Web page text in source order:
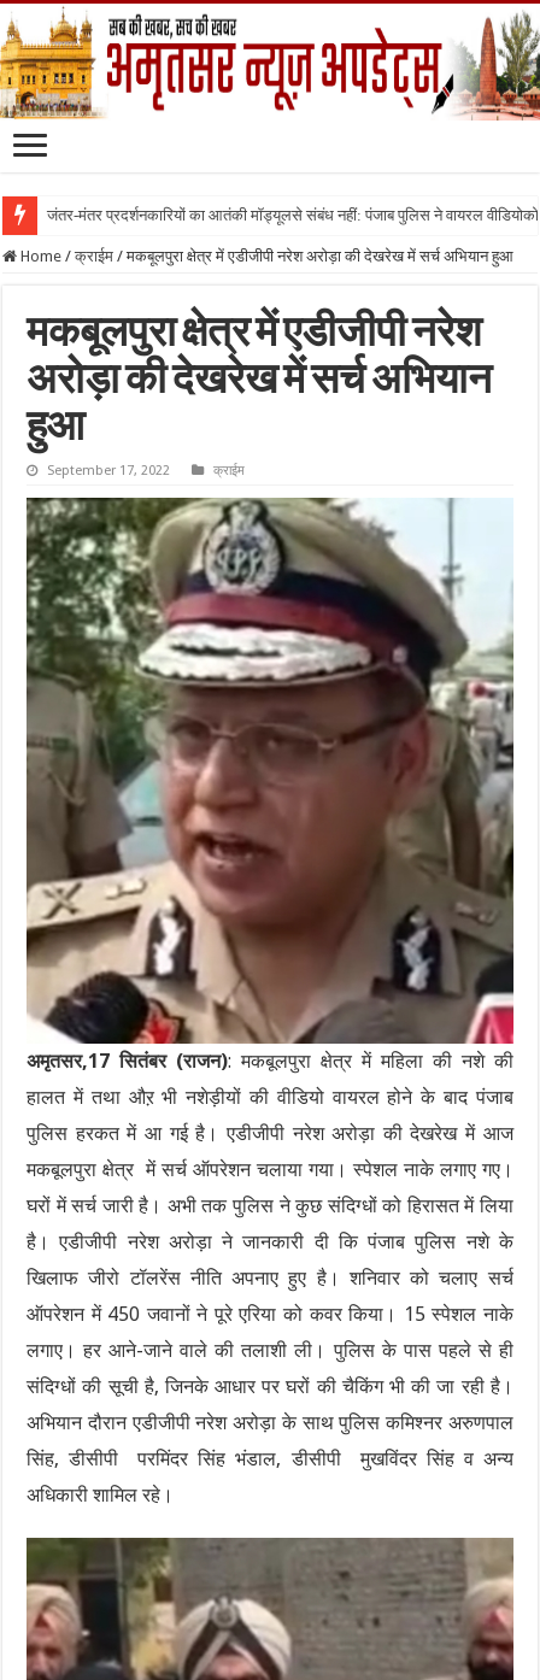
जंतर-मंतर प्रदर्शनकारियों का आतंकी मॉड्यूलसे संबंध नहीं: पंजाब पुलिस ने वायरल वीडियोको
Home / क्राईम / मकबूलपुरा क्षेत्र में एडीजीपी नरेश अरोड़ा की देखरेख में सर्च अभियान हुआ
मकबूलपुरा क्षेत्र में एडीजीपी नरेश
अरोड़ा की देखरेख में सर्च अभियान
हुआ
September 17, 2022 क्राईम
अमृतसर,17 सितंबर (राजन): मकबूलपुरा क्षेत्र में महिला की नशे की
हालत में तथा औऱ भी नशेड़ीयों की वीडियो वायरल होने के बाद पंजाब
पुलिस हरकत में आ गई है। एडीजीपी नरेश अरोड़ा की देखरेख में आज
मकबूलपुरा क्षेत्र में सर्च ऑपरेशन चलाया गया। स्पेशल नाके लगाए गए।
घरों में सर्च जारी है। अभी तक पुलिस ने कुछ संदिग्धों को हिरासत में लिया
है। एडीजीपी नरेश अरोड़ा ने जानकारी दी कि पंजाब पुलिस नशे के
खिलाफ जीरो टॉलरेंस नीति अपनाए हुए है। शनिवार को चलाए सर्च
ऑपरेशन में 450 जवानों ने पूरे एरिया को कवर किया। 15 स्पेशल नाके
लगाए। हर आने-जाने वाले की तलाशी ली। पुलिस के पास पहले से ही
संदिग्धों की सूची है, जिनके आधार पर घरों की चैकिंग भी की जा रही है।
अभियान दौरान एडीजीपी नरेश अरोड़ा के साथ पुलिस कमिश्नर अरुणपाल
सिंह, डीसीपी परमिंदर सिंह भंडाल, डीसीपी मुखविंदर सिंह व अन्य
अधिकारी शामिल रहे।